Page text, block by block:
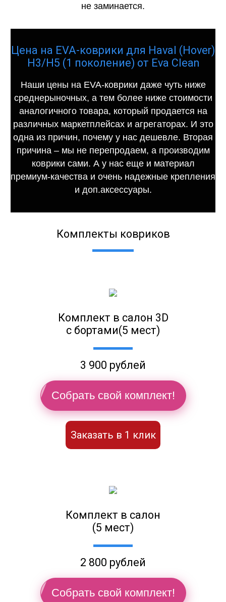
не заминается.
Цена на EVA-коврики для Haval (Hover)
H3/H5 (1 поколение) от Eva Clean
Наши цены на EVA-коврики даже чуть ниже
среднерыночных, а тем более ниже стоимости
аналогичного товара, который продается на
различных маркетплейсах и агрегаторах. И это
одна из причин, почему у нас дешевле. Вторая
причина – мы не перепродаем, а производим
коврики сами. А у нас еще и материал
премиум-качества и очень надежные крепления
и доп.аксессуары.
Комплекты ковриков
Комплект в салон 3D
с бортами(5 мест)
3 900 рублей
Собрать свой комплект!
Заказать в 1 клик
Комплект в салон
(5 мест)
2 800 рублей
Собрать свой комплект!